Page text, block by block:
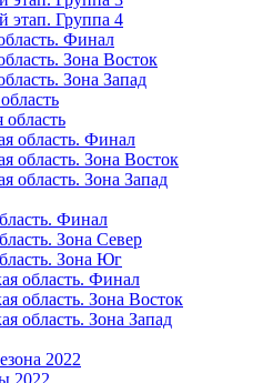
этап. Группа 4
Финал
Зона Восток
Зона Запад
область
область. Финал
область. Зона Восток
область. Зона Запад
Финал
Зона Север
Зона Юг
область. Финал
область. Зона Восток
область. Зона Запад
2022
2022